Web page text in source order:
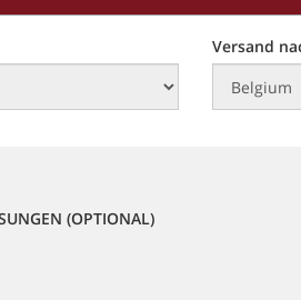
Versand
(OPTIONAL)